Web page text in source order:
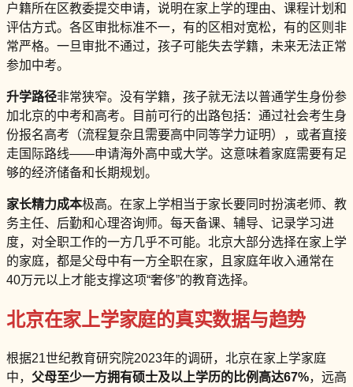
户籍所在区教委提交申请，说明在家上学的理由、课程计划和
评估方式。各区审批标准不一，有的区相对宽松，有的区则非
常严格。一旦审批不通过，孩子可能失去学籍，未来无法正常
参加中考。
升学路径非常狭窄。没有学籍，孩子就无法以普通学生身份参
加北京的中考和高考。目前可行的出路包括：通过社会考生身
份报名高考（流程复杂且需要高中同等学力证明），或者直接
走国际路线——申请海外高中或大学。这意味着家庭需要有足
够的经济储备和长期规划。
家长精力成本极高。在家上学相当于家长要同时扮演老师、教
务主任、后勤和心理咨询师。每天备课、辅导、记录学习进
度，对全职工作的一方几乎不可能。北京大部分选择在家上学
的家庭，都是父母中有一方全职在家，且家庭年收入通常在
40万元以上才能支撑这项“奢侈”的教育选择。
北京在家上学家庭的真实数据与趋势
根据21世纪教育研究院2023年的调研，北京在家上学家庭
中， 父母至少一方拥有硕士及以上学历的比例高达67%，远高